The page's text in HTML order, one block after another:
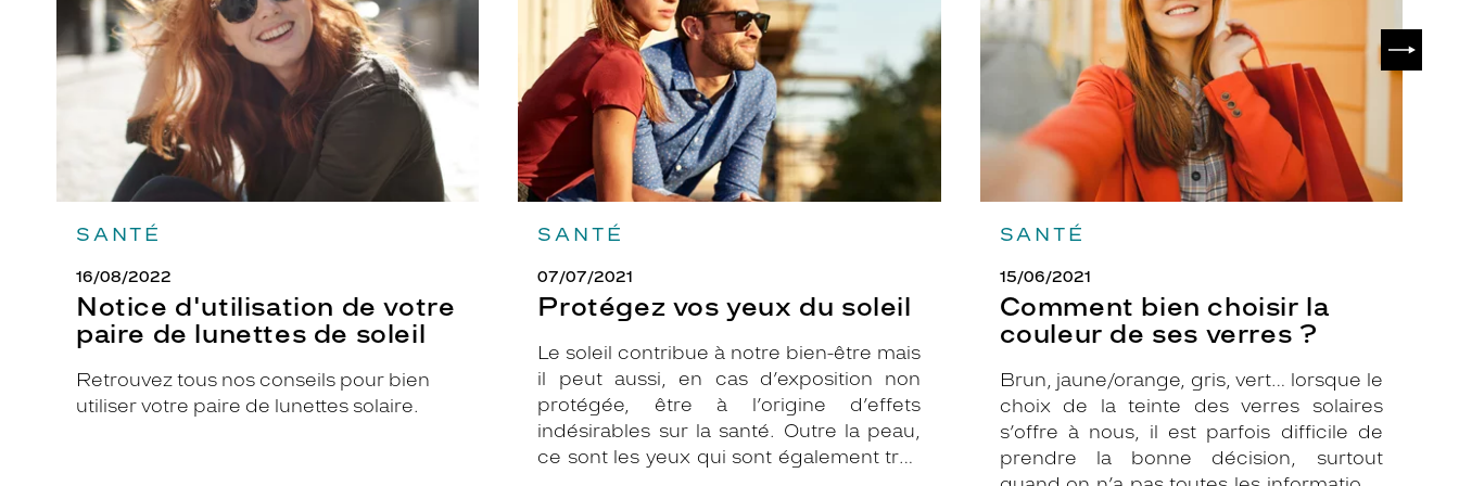
SANTÉ
16/08/2022
Notice d'utilisation de votre
paire de lunettes de soleil
Retrouvez tous nos conseils pour bien
utiliser votre paire de lunettes solaire.
paire
de
lunettes
de
SANTÉ
07/07/2021
Protégez vos yeux du soleil
Le soleil contribue à notre bien-être mais
il peut aussi, en cas d’exposition non
protégée, être à l’origine d’effets
indésirables sur la santé. Outre la peau,
ce sont les yeux qui sont également très
soleil
SANTÉ
15/06/2021
Comment bien choisir la
couleur de ses verres ?
Brun, jaune/orange, gris, vert… lorsque le
choix de la teinte des verres solaires
s’offre à nous, il est parfois difficile de
prendre la bonne décision, surtout
couleur
de
verres